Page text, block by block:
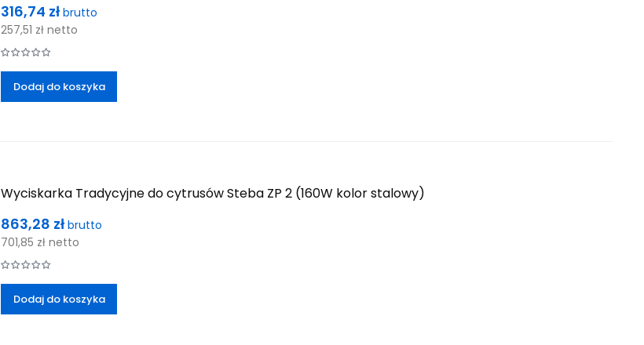
Cena
316,74 złbrutto
257,51 zł netto
Dodaj do koszyka
Wyciskarka Tradycyjne do cytrusów Steba ZP 2 (160W kolor stalowy)
Cena
863,28 złbrutto
701,85 zł netto
Dodaj do koszyka